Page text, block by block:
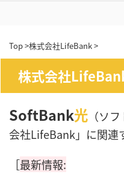
Top>株式会社LifeBank>
株式会社
SoftBank光 （ソ
会社LifeBank」に関連
［最新情報: